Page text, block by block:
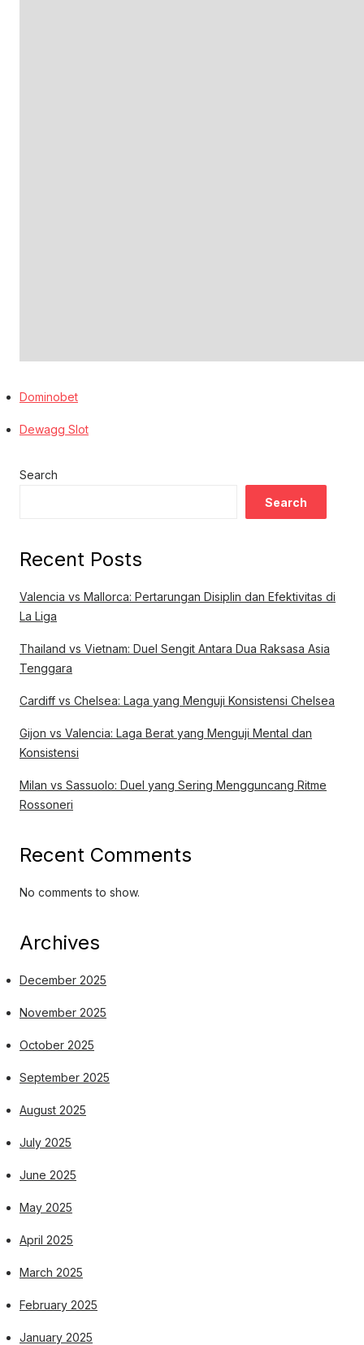
Dominobet
Dewagg Slot
Search
Search
Recent Posts
Valencia vs Mallorca: Pertarungan Disiplin dan Efektivitas di
La Liga
Thailand vs Vietnam: Duel Sengit Antara Dua Raksasa Asia
Tenggara
Cardiff vs Chelsea: Laga yang Menguji Konsistensi Chelsea
Gijon vs Valencia: Laga Berat yang Menguji Mental dan
Konsistensi
Milan vs Sassuolo: Duel yang Sering Mengguncang Ritme
Rossoneri
Recent Comments
No comments to show.
Archives
December 2025
November 2025
October 2025
September 2025
August 2025
July 2025
June 2025
May 2025
April 2025
March 2025
February 2025
January 2025